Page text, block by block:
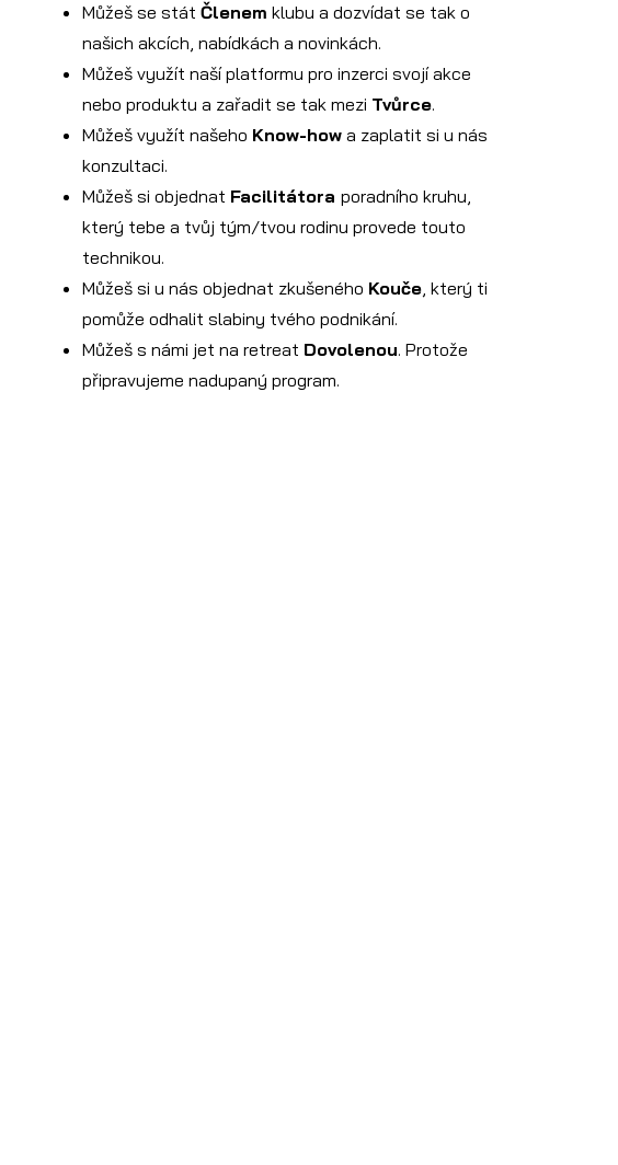
Můžeš se stát Členem klubu a dozvídat se tak o
našich akcích, nabídkách a novinkách.
Můžeš využít naší platformu pro inzerci svojí akce
nebo produktu a zařadit se tak mezi Tvůrce.
Můžeš využít našeho Know-howa zaplatit si u nás
konzultaci.
Můžeš si objednat Facilitátora poradního kruhu,
který tebe a tvůj tým/tvou rodinu provede touto
technikou.
Můžeš si u nás objednat zkušeného Kouče, který ti
pomůže odhalit slabiny tvého podnikání.
Můžeš s námi jet na retreat Dovolenou. Protože
připravujeme nadupaný program.